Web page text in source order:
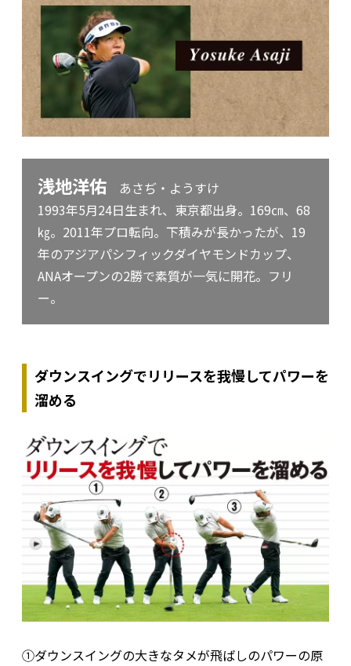
浅地洋佑 あさぢ・ようすけ
1993年5月24日生まれ、東京都出身。169㎝、68
㎏。2011年プロ転向。下積みが長かったが、19
年のアジアパシフィックダイヤモンドカップ、
ANAオープンの2勝で素質が一気に開花。フリ
ー。
ダウンスイングでリリースを我慢してパワーを
溜める
①ダウンスイングの大きなタメが飛ばしのパワーの原